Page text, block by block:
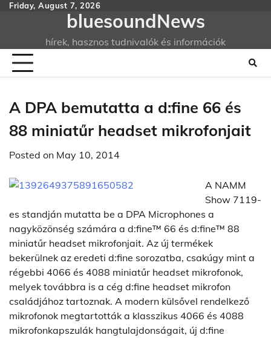
SkipFriday, August 7, 2026
bluesoundNews
hírek, hasznos tudnivalók és információk
A DPA bemutatta a d:fine 66 és
88 miniatűr headset mikrofonjait
Posted on May 10, 2014
A NAMM
Show 7119-
es standján mutatta be a DPA Microphones a
nagyközönség számára a d:fine™ 66 és d:fine™ 88
miniatűr headset mikrofonjait. Az új termékek
bekerülnek az eredeti d:fine sorozatba, csakúgy mint a
régebbi 4066 és 4088 miniatűr headset mikrofonok,
melyek továbbra is a cég d:fine headset mikrofon
családjához tartoznak. A modern külsővel rendelkező
mikrofonok megtartották a klasszikus 4066 és 4088
mikrofonkapszulák hangtulajdonságait, új d:fine